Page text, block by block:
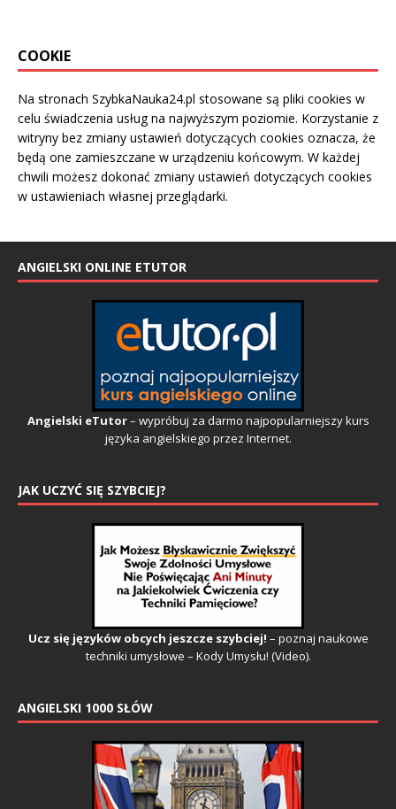
COOKIE
Na stronach SzybkaNauka24.pl stosowane są pliki cookies w
celu świadczenia usług na najwyższym poziomie. Korzystanie z
witryny bez zmiany ustawień dotyczących cookies oznacza, że
będą one zamieszczane w urządzeniu końcowym. W każdej
chwili możesz dokonać zmiany ustawień dotyczących cookies
w ustawieniach własnej przeglądarki.
ANGIELSKI ONLINE ETUTOR
Angielski eTutor– wypróbuj za darmo najpopularniejszy kurs
języka angielskiego przez Internet.
JAK UCZYĆ SIĘ SZYBCIEJ?
Ucz się języków obcych jeszcze szybciej! – poznaj naukowe
techniki umysłowe – Kody Umysłu! (Video).
ANGIELSKI 1000 SŁÓW